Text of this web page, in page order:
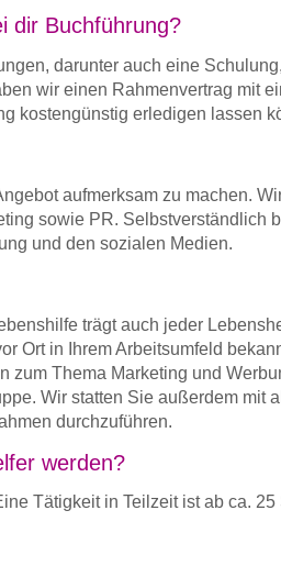
dir Buchführung?
darunter auch eine
wir einen Rahmenvertrag mit
kostengünstig erledigen lassen
aufmerksam zu machen.
sowie PR. Selbstverständlich
und den sozialen Medien.
trägt auch jeder
Ort in Ihrem Arbeitsumfeld
zum Thema Marketing und
Wir statten Sie außerdem mit
durchzuführen.
werden?
Tätigkeit in Teilzeit ist ab ca. 25